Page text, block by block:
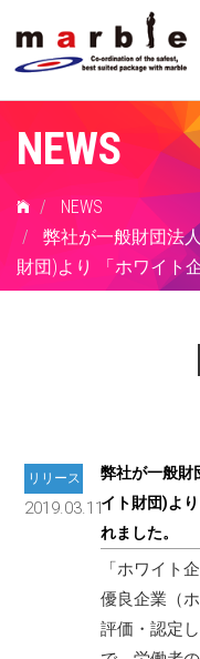
NEWS
NEWS
弊社が一般財団法
財団)より 「ホワイト
リリース
2019.03.11
弊社が一般財
イト財団)よ
れました。
「ホワイト
優良企業（
評価・認定